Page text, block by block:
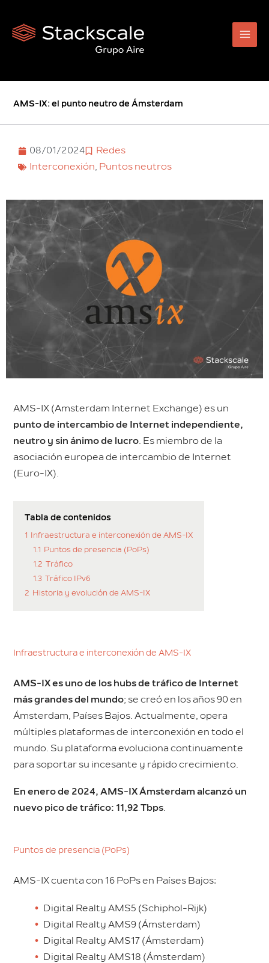
contenido
AMS-IX: el punto neutro de Ámsterdam
08/01/2024
Redes
Interconexión, Puntos neutros
AMS-IX (Amsterdam Internet Exchange) es un
punto de intercambio de Internet independiente,
neutro y sin ánimo de lucro. Es miembro de la
asociación europea de intercambio de Internet
(Euro-IX).
Tabla de contenidos
1 Infraestructura e interconexión de AMS-IX
1.1 Puntos de presencia (PoPs)
1.2 Tráfico
1.3 Tráfico IPv6
2 Historia y evolución de AMS-IX
Infraestructura e interconexión de AMS-IX
AMS-IX es uno de los hubs de tráfico de Internet
más grandes del mundo; se creó en los años 90 en
Ámsterdam, Países Bajos. Actualmente, opera
múltiples plataformas de interconexión en todo el
mundo. Su plataforma evoluciona continuamente
para soportar su incesante y rápido crecimiento.
En enero de 2024, AMS-IX Ámsterdam alcanzó un
nuevo pico de tráfico: 11,92 Tbps.
Puntos de presencia (PoPs)
AMS-IX cuenta con 16 PoPs en Países Bajos:
Digital Realty AMS5 (Schiphol-Rijk)
Digital Realty AMS9 (Ámsterdam)
Digital Realty AMS17 (Ámsterdam)
Digital Realty AMS18 (Ámsterdam)